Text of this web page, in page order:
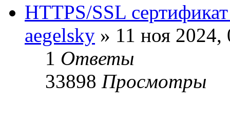
HTTPS/SSL
aegelsky » 11 ноя 2024,
1 Ответы
33898 Просмотры